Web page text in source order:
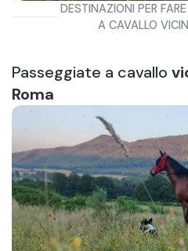
DESTINAZIONI PER
A CAVALLO
Passeggiate a cavallo
Roma